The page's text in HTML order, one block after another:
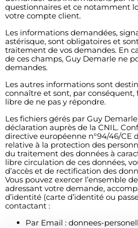
questionnaires et ce notamment
votre compte client.
Les informations demandées,
astérisque, sont obligatoires et
traitement de vos demandes. En
de ces champs, Guy Demarle ne
demandes.
Les autres informations sont
connaître et sont, par conséquent,
libre de ne pas y répondre.
Les fichiers gérés par Guy
déclaration auprès de la CNIL.
directive européenne n°94/46/CE
relative à la protection des
du traitement des données à
libre circulation de ces données,
d’accès et de rectification des
Vous pouvez exercer l’ensemble
adressant votre demande,
d’identité (carte d’identité ou
contactant :
Par Email : donnees-